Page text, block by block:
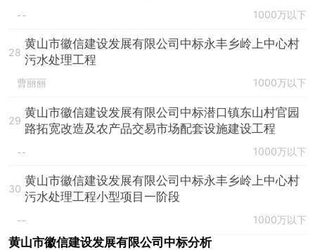
-- 1000万以下
28
黄山市徽信建设发展有限公司中标永丰乡岭上中心村
污水处理工程
曹丽丽 1000万以下
29
黄山市徽信建设发展有限公司中标潜口镇东山村官园
路拓宽改造及农产品交易市场配套设施建设工程
-- 1000万以下
30
黄山市徽信建设发展有限公司中标永丰乡岭上中心村
污水处理工程小型项目一阶段
-- 1000万以下
黄山市徽信建设发展有限公司中标分析